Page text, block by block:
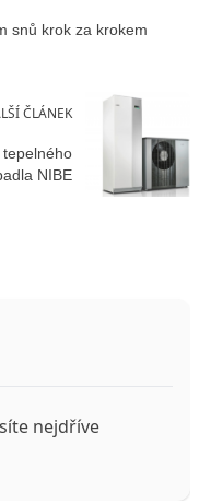
snů krok za krokem
ČLÁNEK
NIBE
nejdříve